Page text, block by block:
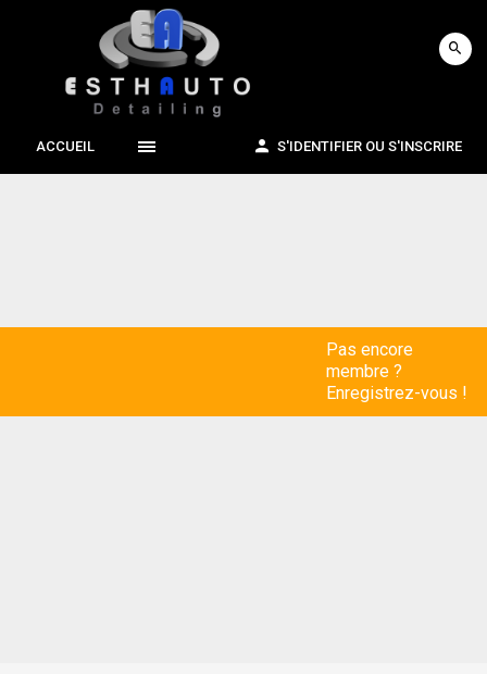
ACCUEIL S'IDENTIFIER OU S'INSCRIRE
Pas encore
membre ?
Enregistrez-vous !